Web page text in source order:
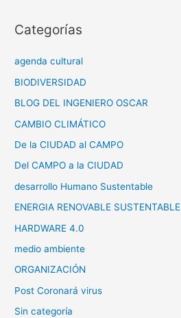
Categorías
agenda cultural
BIODIVERSIDAD
BLOG DEL INGENIERO OSCAR
CAMBIO CLIMÁTICO
De la CIUDAD al CAMPO
Del CAMPO a la CIUDAD
desarrollo Humano Sustentable
ENERGIA RENOVABLE SUSTENTABLE
HARDWARE 4.0
medio ambiente
ORGANIZACIÓN
Post Coronará virus
Sin categoría